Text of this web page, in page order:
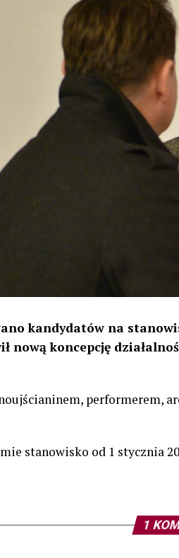
kandydatów na
nową koncepcję
performerem,
stanowisko od 1 stycznia
1